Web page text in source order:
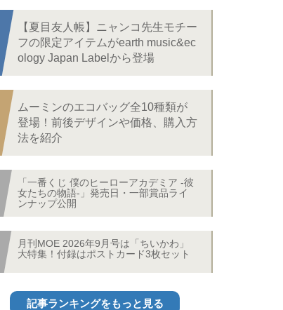
【夏目友人帳】ニャンコ先生モチー
フの限定アイテムがearth music&ec
ology Japan Labelから登場
ムーミンのエコバッグ全10種類が
登場！前後デザインや価格、購入方
法を紹介
「一番くじ 僕のヒーローアカデミア -彼
女たちの物語-」発売日・一部賞品ライ
ンナップ公開
月刊MOE 2026年9月号は「ちいかわ」
大特集！付録はポストカード3枚セット
記事ランキングをもっと見る